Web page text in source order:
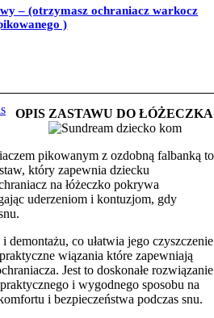
– (otrzymasz ochraniacz warkocz
)
OPIS ZASTAWU DO ŁÓŻECZKA
pikowanym z ozdobną falbanką to
który zapewnia dziecku
na łóżeczko pokrywa
uderzeniom i kontuzjom, gdy
demontażu, co ułatwia jego czyszczenie
wiązania które zapewniają
Jest to doskonałe rozwiązanie
i wygodnego sposobu na
i bezpieczeństwa podczas snu.